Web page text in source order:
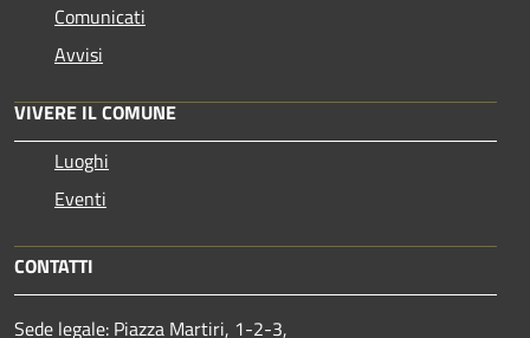
Comunicati
Avvisi
VIVERE IL COMUNE
Luoghi
Eventi
CONTATTI
Sede legale: Piazza Martiri, 1-2-3,